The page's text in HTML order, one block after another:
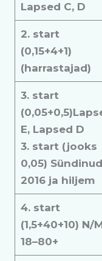
Lapsed C, D
2. start
(0,15+4+1)
(harrastajad)
3. start
E, Lapsed D
3. start (jooks
0,05) Sündinud
2016 ja hiljem
4. start
(1,5+40+10) N/
18–80+